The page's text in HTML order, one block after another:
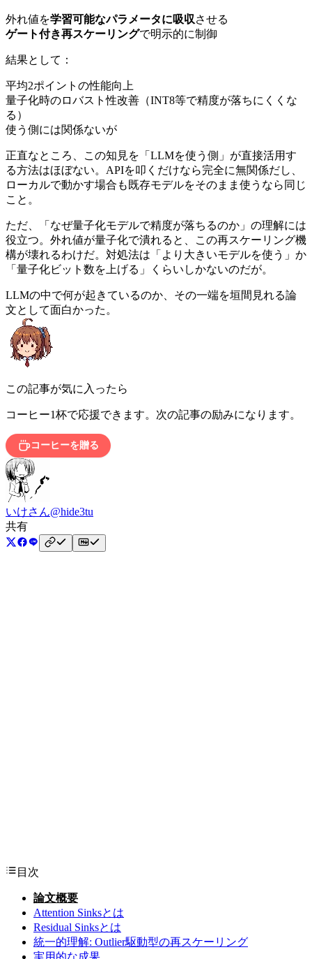
外れ値を学習可能なパラメータに吸収させる
ゲート付き再スケーリングで明示的に制御
結果として：
平均2ポイントの性能向上
量子化時のロバスト性改善（INT8等で精度が落ちにくくな
る）
使う側には関係ないが
正直なところ、この知見を「LLMを使う側」が直接活用す
る方法はほぼない。APIを叩くだけなら完全に無関係だし、
ローカルで動かす場合も既存モデルをそのまま使うなら同じ
こと。
ただ、「なぜ量子化モデルで精度が落ちるのか」の理解には
役立つ。外れ値が量子化で潰れると、この再スケーリング機
構が壊れるわけだ。対処法は「より大きいモデルを使う」か
「量子化ビット数を上げる」くらいしかないのだが。
LLMの中で何が起きているのか、その一端を垣間見れる論
文として面白かった。
この記事が気に入ったら
コーヒー1杯で応援できます。次の記事の励みになります。
コーヒーを贈る
いけさん@hide3tu
共有
目次
論文概要
Attention Sinksとは
Residual Sinksとは
統一的理解: Outlier駆動型の再スケーリング
実用的な成果